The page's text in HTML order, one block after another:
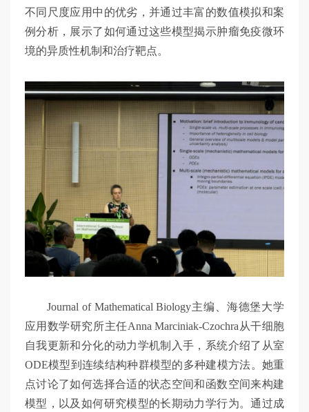
不同尺度应用中的优劣，并通过丰富的数值模拟和案
例分析，展示了如何通过这些模型揭示肿瘤免疫微环
境的异质性机制和治疗靶点。
Journal of Mathematical Biology主编、海德堡大学
应用数学研究所主任Anna Marciniak-Czochra从干细胞
自我更新和分化的动力学机制入手，系统介绍了从室
ODE模型到连续结构种群模型的多种建模方法。她重
点讨论了如何选择合适的状态空间和函数空间来构建
模型，以及如何研究模型的长期动力学行为。通过成